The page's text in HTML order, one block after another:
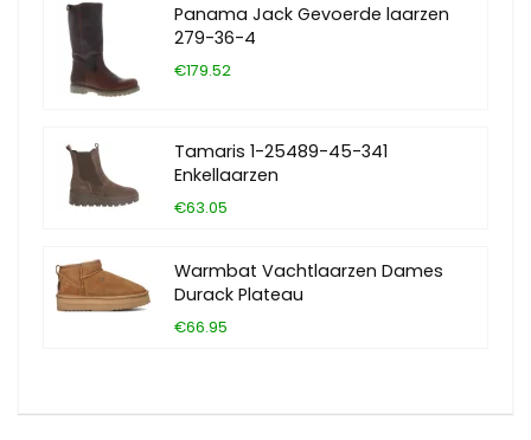
Panama Jack Gevoerde laarzen
279-36-4
€179.52
Tamaris 1-25489-45-341
Enkellaarzen
€63.05
Warmbat Vachtlaarzen Dames
Durack Plateau
€66.95